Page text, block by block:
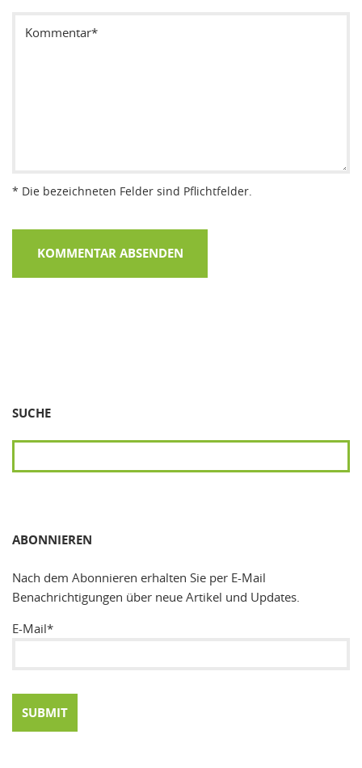
* Die bezeichneten Felder sind Pflichtfelder.
SUCHE
ABONNIEREN
Nach dem Abonnieren erhalten Sie per E-Mail
Benachrichtigungen über neue Artikel und Updates.
E-Mail*